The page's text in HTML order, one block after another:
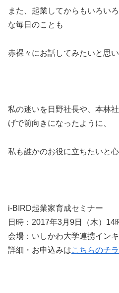
また、起業してからもいろい
な毎日のことも
赤裸々にお話してみたいと思い
私の迷いを日野社長や、本林
げで前向きになったように、
私も誰かのお役に立ちたいと
i-BIRD起業家育成セミナー
日時：2017年3月9日（木）14
会場：いしかわ大学連携イン
詳細・お申込みはこちらのチ